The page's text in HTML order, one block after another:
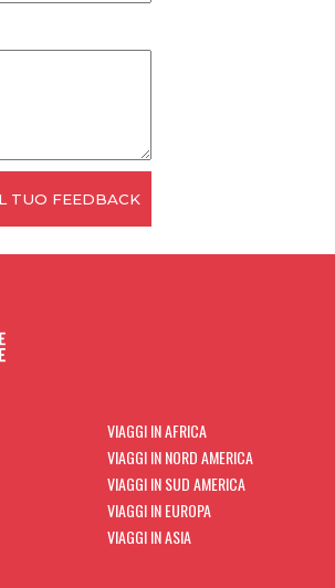
VIAGGI IN AFRICA
VIAGGI IN NORD AMERICA
VIAGGI IN SUD AMERICA
VIAGGI IN EUROPA
VIAGGI IN ASIA